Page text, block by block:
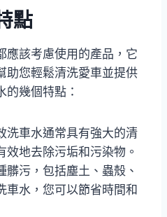
點
應該考慮使用的產品，它
助您輕鬆清洗愛車並提供
幾個特點：
洗車水通常具有強大的清
效地去除污垢和污染物。
髒污，包括塵土、蟲殼、
車水，您可以節省時間和